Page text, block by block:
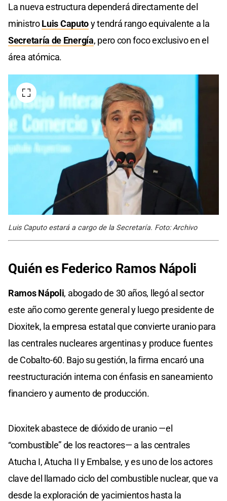
La nueva estructura dependerá directamente del
ministroLuis Caputoy tendrá rango equivalente a la
Secretaría de Energía, pero con foco exclusivo en el
área atómica.
Luis Caputo estará a cargo de la Secretaría. Foto: Archivo
Quién es Federico Ramos Nápoli
Ramos Nápoli, abogado de 30 años, llegó al sector
este año como gerente general y luego presidente de
Dioxitek, la empresa estatal que convierte uranio para
las centrales nucleares argentinas y produce fuentes
de Cobalto-60. Bajo su gestión, la firma encaró una
reestructuración interna con énfasis en saneamiento
financiero y aumento de producción.
Dioxitek abastece de dióxido de uranio —el
“combustible” de los reactores— a las centrales
Atucha I, Atucha II y Embalse, y es uno de los actores
clave del llamado ciclo del combustible nuclear, que va
desde la exploración de yacimientos hasta la